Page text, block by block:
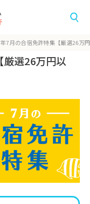
7月の合宿免許特集【厳選26万
選26万円以